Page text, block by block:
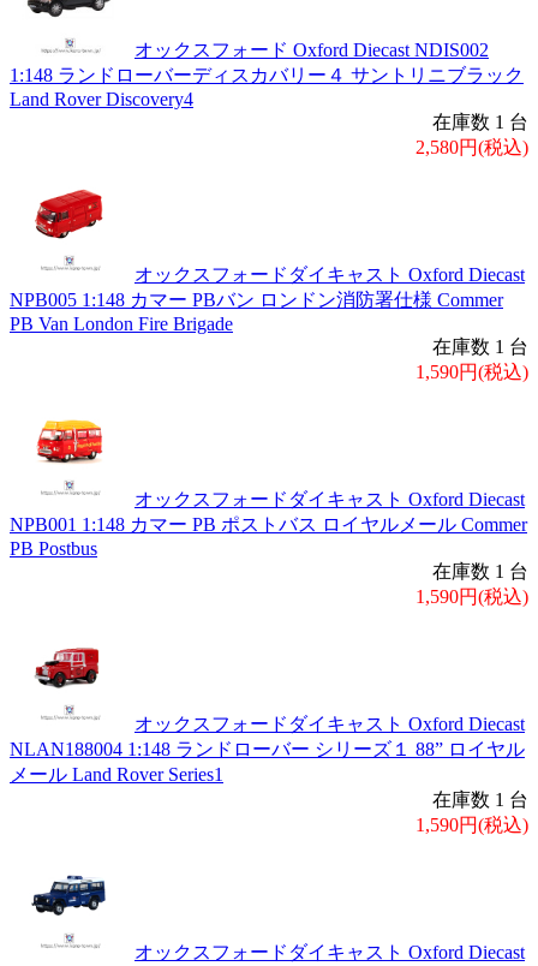
オックスフォード Oxford Diecast NDIS002
1:148 ランドローバーディスカバリー４ サントリニブラック
Land Rover Discovery4
在庫数 1 台
2,580円(税込)
オックスフォードダイキャスト Oxford Diecast
NPB005 1:148 カマー PBバン ロンドン消防署仕様 Commer
PB Van London Fire Brigade
在庫数 1 台
1,590円(税込)
オックスフォードダイキャスト Oxford Diecast
NPB001 1:148 カマー PB ポストバス ロイヤルメール Commer
PB Postbus
在庫数 1 台
1,590円(税込)
オックスフォードダイキャスト Oxford Diecast
NLAN188004 1:148 ランドローバー シリーズ１ 88” ロイヤル
メール Land Rover Series1
在庫数 1 台
1,590円(税込)
オックスフォードダイキャスト Oxford Diecast